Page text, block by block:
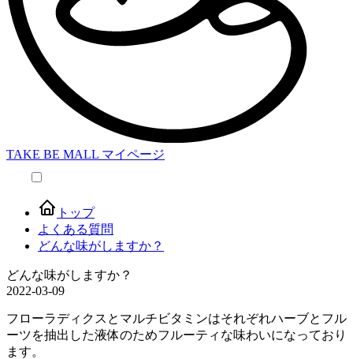
TAKE BE MALL マイページ
トップ
よくある質問
どんな味がしますか？
どんな味がしますか？
2022-03-09
フローラディクスとマルチビタミンはそれぞれハーブとフル
ーツを抽出した液体のためフルーティな味わいになっており
ます。